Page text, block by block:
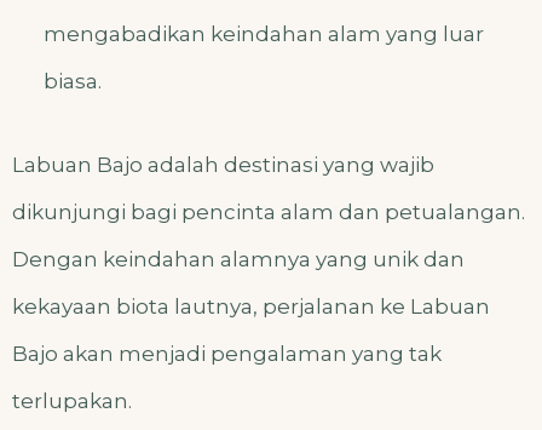
mengabadikan keindahan alam yang luar
biasa.
Labuan Bajo adalah destinasi yang wajib
dikunjungi bagi pencinta alam dan petualangan.
Dengan keindahan alamnya yang unik dan
kekayaan biota lautnya, perjalanan ke Labuan
Bajo akan menjadi pengalaman yang tak
terlupakan.